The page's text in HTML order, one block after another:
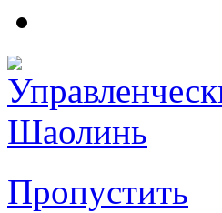
Пропустить